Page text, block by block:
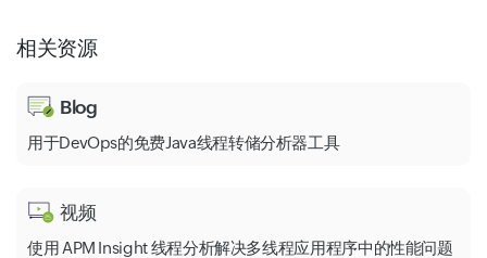
相关资源
Blog
用于DevOps的免费Java线程转储分析器工具
视频
使用 APM Insight 线程分析解决多线程应用程序中的性能问题